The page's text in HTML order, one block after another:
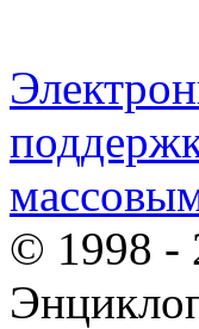
© 1998 -